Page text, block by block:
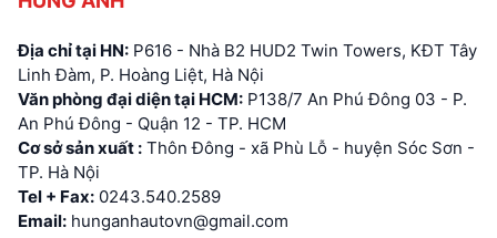
Địa chỉ tại HN: P616 - Nhà B2 HUD2 Twin Towers, KĐT Tây
Linh Đàm, P. Hoàng Liệt, Hà Nội
Văn phòng đại diện tại HCM: P138/7 An Phú Đông 03 - P.
An Phú Đông - Quận 12 - TP. HCM
Cơ sở sản xuất : Thôn Đông - xã Phù Lỗ - huyện Sóc Sơn -
TP. Hà Nội
Tel + Fax: 0243.540.2589
Email: hunganhautovn@gmail.com